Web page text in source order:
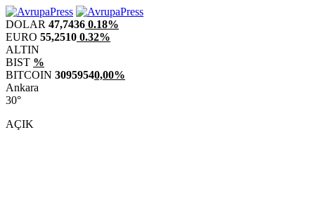
DOLAR 47,7436 0.18%
EURO 55,2510 0.32%
ALTIN
BIST %
BITCOIN 30959540,00%
Ankara
30°
AÇIK